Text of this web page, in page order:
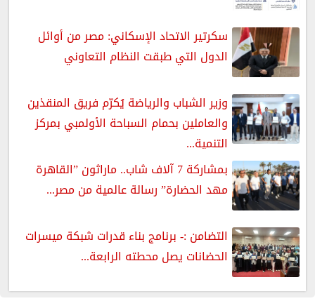
سكرتير الاتحاد الإسكاني: مصر من أوائل
الدول التي طبقت النظام التعاوني
وزير الشباب والرياضة يُكرّم فريق المنقذين
والعاملين بحمام السباحة الأولمبي بمركز
التنمية...
بمشاركة 7 آلاف شاب.. ماراثون ”القاهرة
مهد الحضارة” رسالة عالمية من مصر...
التضامن :- برنامج بناء قدرات شبكة ميسرات
الحضانات يصل محطته الرابعة...